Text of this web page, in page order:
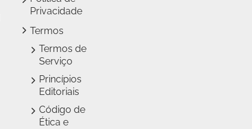
Privacidade
Termos
Termos de
Serviço
Princípios
Editoriais
Código de
Ética e